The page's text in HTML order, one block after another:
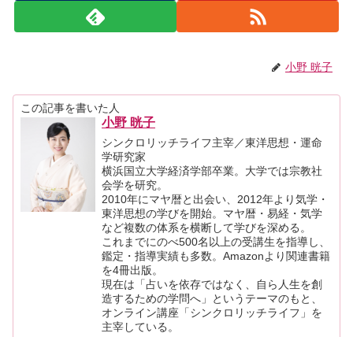
小野 晄子
この記事を書いた人
小野 晄子
シンクロリッチライフ主宰／東洋思想・運命
学研究家
横浜国立大学経済学部卒業。大学では宗教社
会学を研究。
2010年にマヤ暦と出会い、2012年より気学・
東洋思想の学びを開始。マヤ暦・易経・気学
など複数の体系を横断して学びを深める。
これまでにのべ500名以上の受講生を指導し、
鑑定・指導実績も多数。Amazonより関連書籍
を4冊出版。
現在は「占いを依存ではなく、自ら人生を創
造するための学問へ」というテーマのもと、
オンライン講座「シンクロリッチライフ」を
主宰している。